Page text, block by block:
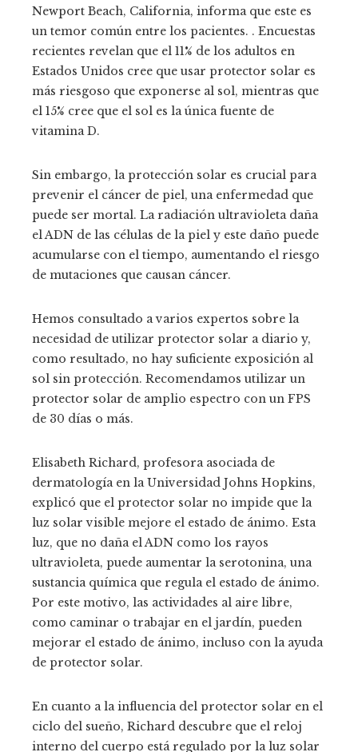
Newport Beach, California, informa que este es
un temor común entre los pacientes. . Encuestas
recientes revelan que el 11% de los adultos en
Estados Unidos cree que usar protector solar es
más riesgoso que exponerse al sol, mientras que
el 15% cree que el sol es la única fuente de
vitamina D.
Sin embargo, la protección solar es crucial para
prevenir el cáncer de piel, una enfermedad que
puede ser mortal. La radiación ultravioleta daña
el ADN de las células de la piel y este daño puede
acumularse con el tiempo, aumentando el riesgo
de mutaciones que causan cáncer.
Hemos consultado a varios expertos sobre la
necesidad de utilizar protector solar a diario y,
como resultado, no hay suficiente exposición al
sol sin protección. Recomendamos utilizar un
protector solar de amplio espectro con un FPS
de 30 días o más.
Elisabeth Richard, profesora asociada de
dermatología en la Universidad Johns Hopkins,
explicó que el protector solar no impide que la
luz solar visible mejore el estado de ánimo. Esta
luz, que no daña el ADN como los rayos
ultravioleta, puede aumentar la serotonina, una
sustancia química que regula el estado de ánimo.
Por este motivo, las actividades al aire libre,
como caminar o trabajar en el jardín, pueden
mejorar el estado de ánimo, incluso con la ayuda
de protector solar.
En cuanto a la influencia del protector solar en el
ciclo del sueño, Richard descubre que el reloj
interno del cuerpo está regulado por la luz solar